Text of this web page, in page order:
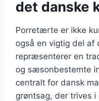
det danske
Porretærte er ikke
også en vigtig del af
repræsenterer en
og sæsonbestemte
centralt for dansk
grøntsag, der trives